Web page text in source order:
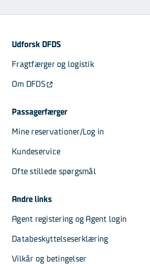
Udforsk DFDS
Fragtfærger og logistik
Om DFDS
Passagerfærger
Mine reservationer/Log in
Kundeservice
Ofte stillede spørgsmål
Andre links
Agent registering og Agent login
Databeskyttelseserklæring
Vilkår og betingelser